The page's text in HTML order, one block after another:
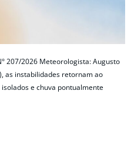
207/2026 Meteorologista: Augusto
as instabilidades retornam ao
e chuva pontualmente